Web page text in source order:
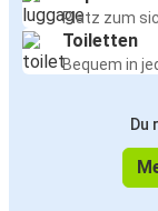
Platz zum
Toiletten
Bequem in
Du